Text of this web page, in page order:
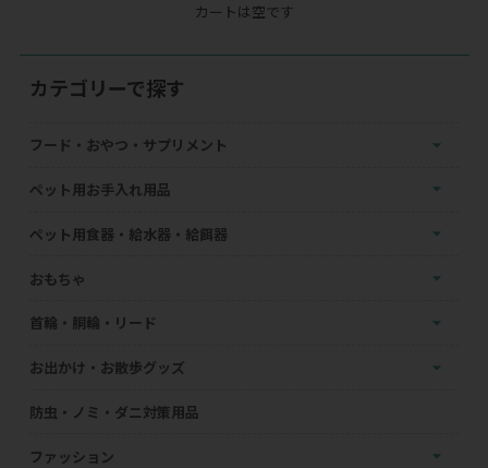
カートは空です
カテゴリーで探す
フード・おやつ・サプリメント
ペット用お手入れ用品
ペット用食器・給水器・給餌器
おもちゃ
首輪・胴輪・リード
お出かけ・お散歩グッズ
防虫・ノミ・ダニ対策用品
ファッション